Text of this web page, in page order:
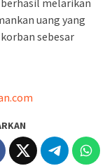
melarikan
uang yang
sebesar